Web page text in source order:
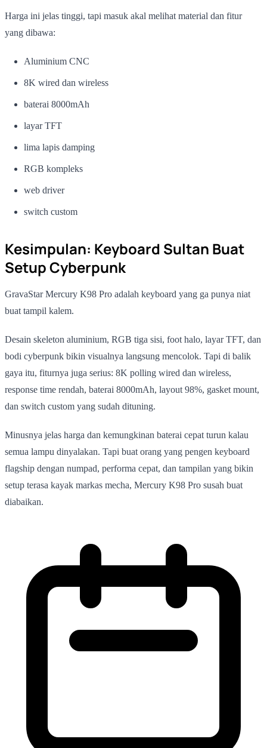
Harga ini jelas tinggi, tapi masuk akal melihat material dan fitur
yang dibawa:
Aluminium CNC
8K wired dan wireless
baterai 8000mAh
layar TFT
lima lapis damping
RGB kompleks
web driver
switch custom
Kesimpulan: Keyboard Sultan Buat
Setup Cyberpunk
GravaStar Mercury K98 Pro adalah keyboard yang ga punya niat
buat tampil kalem.
Desain skeleton aluminium, RGB tiga sisi, foot halo, layar TFT, dan
bodi cyberpunk bikin visualnya langsung mencolok. Tapi di balik
gaya itu, fiturnya juga serius: 8K polling wired dan wireless,
response time rendah, baterai 8000mAh, layout 98%, gasket mount,
dan switch custom yang sudah dituning.
Minusnya jelas harga dan kemungkinan baterai cepat turun kalau
semua lampu dinyalakan. Tapi buat orang yang pengen keyboard
flagship dengan numpad, performa cepat, dan tampilan yang bikin
setup terasa kayak markas mecha, Mercury K98 Pro susah buat
diabaikan.